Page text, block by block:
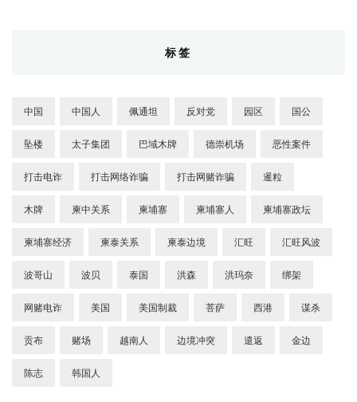
标签
中国 中国人 佩通坦 反对党 园区 国公
坠楼 太子集团 巴域木牌 德崇机场 恶性案件
打击电诈 打击网络诈骗 打击网赌诈骗 暹粒
木牌 柬中关系 柬埔寨 柬埔寨人 柬埔寨政坛
柬埔寨经济 柬泰关系 柬泰边境 汇旺 汇旺风波
波哥山 波贝 泰国 洪森 洪玛奈 绑架
网赌电诈 美国 美国制裁 菩萨 西港 谋杀
贡布 赌场 越南人 边境冲突 遣返 金边
陈志 韩国人